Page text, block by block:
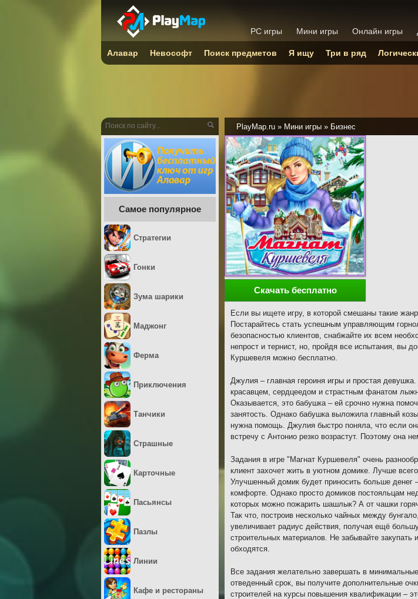
PlayMap.ru » Мини игры » Бизнес
Скачать бесплатно
Если вы ищете игру, в которой смешаны такие
Постарайтесь стать успешным управляющим
безопасностью клиентов, снабжайте их всем
непрост и тернист, но, пройдя все испытания, вы
Куршевеля можно бесплатно.
Джулия – главная героиня игры и простая
красавцем, сердцеедом и страстным фанатом
Оказывается, это бабушка – ей срочно нужна
занятость. Однако бабушка выложила главный
нужна помощь. Джулия быстро поняла, что если
встречу с Антонио резко возрастут. Поэтому она
Задания в игре "Магнат Куршевеля" очень
клиент захочет жить в уютном домике. Лучше
Улучшенный домик будет приносить больше
комфорте. Однако просто домиков постояльцам
которых можно пожарить шашлык? А от чашки
Так что, построив несколько чайных между
увеличивает радиус действия, получая ещё
строительных материалов. Не забывайте
обходятся.
Все задания желательно завершать в
отведенный срок, вы получите дополнительные
строителей на курсы повышения квалификации –
Самое популярное
Стратегии
Гонки
Зума шарики
Маджонг
Ферма
Приключения
Танчики
Страшные
Карточные
Пасьянсы
Пазлы
Линии
Кафе и рестораны
PC игры Мини игры Онлайн игры
Алавар Невософт Поиск предметов Я ищу Три в ряд